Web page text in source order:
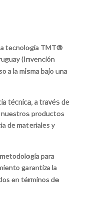
tecnología TMT®
(Invención
a la misma bajo una
técnica, a través de
nuestros productos
de materiales y
para
garantiza la
en términos de